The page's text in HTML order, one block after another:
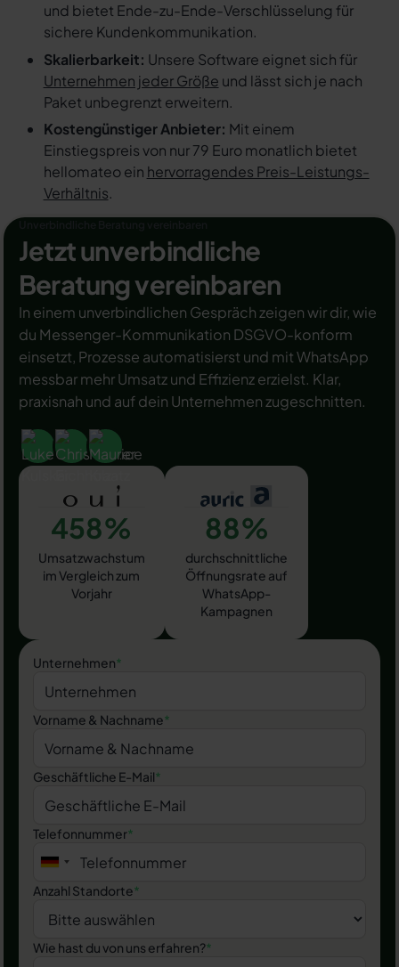
und bietet Ende-zu-Ende-Verschlüsselung für
sichere Kundenkommunikation.
Skalierbarkeit: Unsere Software eignet sich für
Unternehmen jeder Größe und lässt sich je nach
Paket unbegrenzt erweitern.
Kostengünstiger Anbieter: Mit einem
Einstiegspreis von nur 79 Euro monatlich bietet
hellomateo ein hervorragendes Preis-Leistungs-
Verhältnis.
Jetzt unverbindliche
Beratung vereinbaren
In einem unverbindlichen Gespräch zeigen wir dir, wie
du Messenger-Kommunikation DSGVO-konform
einsetzt, Prozesse automatisierst und mit WhatsApp
messbar mehr Umsatz und Effizienz erzielst. Klar,
praxisnah und auf dein Unternehmen zugeschnitten.
458%
Umsatzwachstum
im Vergleich zum
Vorjahr
88%
durchschnittliche
Öffnungsrate auf
WhatsApp-
Kampagnen
Unternehmen*
Vorname & Nachname*
Geschäftliche E-Mail*
Telefonnummer*
Anzahl Standorte*
Wie hast du von uns erfahren?*